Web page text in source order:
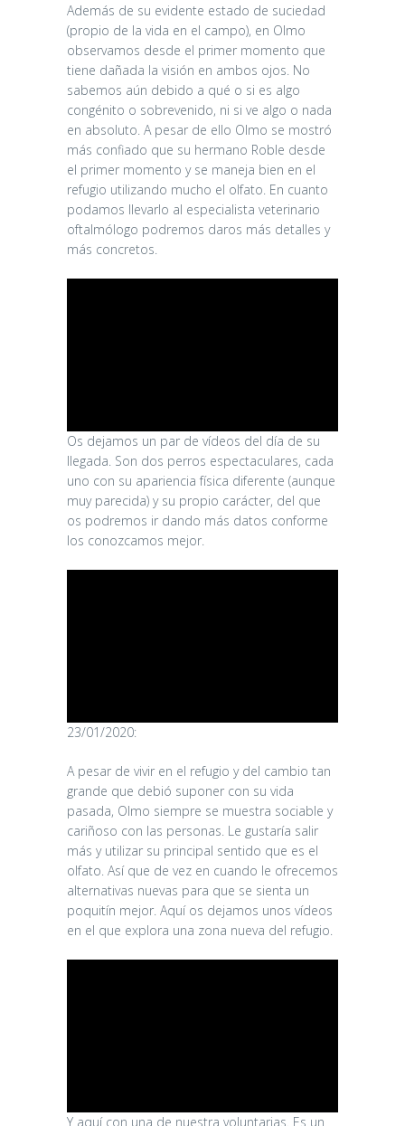
Además de su evidente estado de suciedad
(propio de la vida en el campo), en Olmo
observamos desde el primer momento que
tiene dañada la visión en ambos ojos. No
sabemos aún debido a qué o si es algo
congénito o sobrevenido, ni si ve algo o nada
en absoluto. A pesar de ello Olmo se mostró
más confiado que su hermano Roble desde
el primer momento y se maneja bien en el
refugio utilizando mucho el olfato. En cuanto
podamos llevarlo al especialista veterinario
oftalmólogo podremos daros más detalles y
más concretos.
Os dejamos un par de vídeos del día de su
llegada. Son dos perros espectaculares, cada
uno con su apariencia física diferente (aunque
muy parecida) y su propio carácter, del que
os podremos ir dando más datos conforme
los conozcamos mejor.
23/01/2020:
A pesar de vivir en el refugio y del cambio tan
grande que debió suponer con su vida
pasada, Olmo siempre se muestra sociable y
cariñoso con las personas. Le gustaría salir
más y utilizar su principal sentido que es el
olfato. Así que de vez en cuando le ofrecemos
alternativas nuevas para que se sienta un
poquitín mejor. Aquí os dejamos unos vídeos
en el que explora una zona nueva del refugio.
Y aquí con una de nuestra voluntarias. Es un